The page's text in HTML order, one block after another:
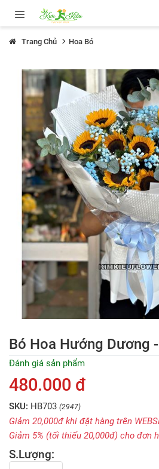
Trang Chủ Hoa Bó
Bó Hoa Hướng Dương
Đánh giá sản phẩm
480.000 đ
SKU: HB703 (2947)
Giảm 20,000đ khi đặt hàng trên
Giảm 5% (tối thiếu 20,000đ) cho đơn
S.Lượng: